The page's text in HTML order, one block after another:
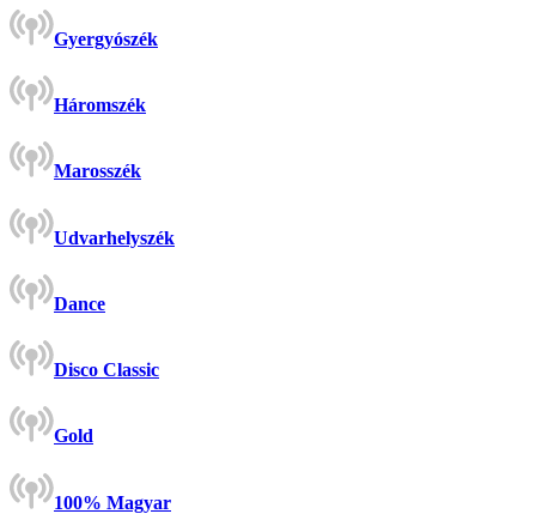
Gyergyószék
Háromszék
Marosszék
Udvarhelyszék
Dance
Disco Classic
Gold
100% Magyar